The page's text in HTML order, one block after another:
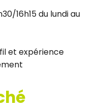
16h15 du lundi au
et expérience